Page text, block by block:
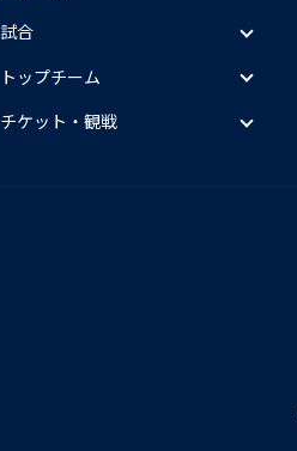
試合
トップチーム
チケット・観戦